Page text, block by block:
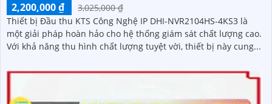
2,200,000 ₫
3,025,000 ₫
Thiết bị Đầu thu KTS Công Nghệ IP DHI-NVR2104HS-4KS3 là
một giải pháp hoàn hảo cho hệ thống giám sát chất lượng cao.
Với khả năng thu hình chất lượng tuyệt vời, thiết bị này cung...